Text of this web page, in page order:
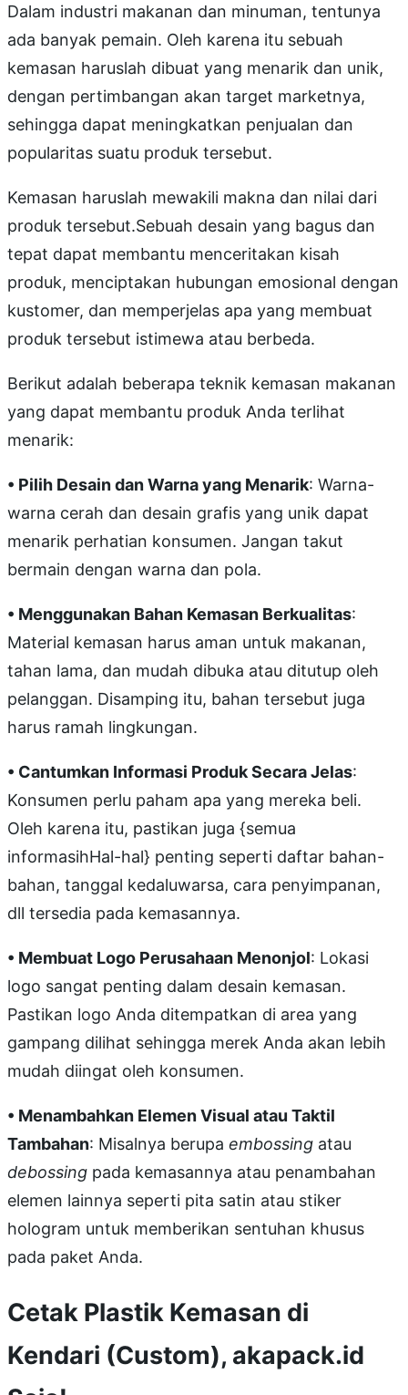
Dalam industri makanan dan minuman, tentunya
ada banyak pemain. Oleh karena itu sebuah
kemasan haruslah dibuat yang menarik dan unik,
dengan pertimbangan akan target marketnya,
sehingga dapat meningkatkan penjualan dan
popularitas suatu produk tersebut.
Kemasan haruslah mewakili makna dan nilai dari
produk tersebut.Sebuah desain yang bagus dan
tepat dapat membantu menceritakan kisah
produk, menciptakan hubungan emosional dengan
kustomer, dan memperjelas apa yang membuat
produk tersebut istimewa atau berbeda.
Berikut adalah beberapa teknik kemasan makanan
yang dapat membantu produk Anda terlihat
menarik:
• Pilih Desain dan Warna yang Menarik: Warna-
warna cerah dan desain grafis yang unik dapat
menarik perhatian konsumen. Jangan takut
bermain dengan warna dan pola.
• Menggunakan Bahan Kemasan Berkualitas:
Material kemasan harus aman untuk makanan,
tahan lama, dan mudah dibuka atau ditutup oleh
pelanggan. Disamping itu, bahan tersebut juga
harus ramah lingkungan.
• Cantumkan Informasi Produk Secara Jelas:
Konsumen perlu paham apa yang mereka beli.
Oleh karena itu, pastikan juga {semua
informasihHal-hal} penting seperti daftar bahan-
bahan, tanggal kedaluwarsa, cara penyimpanan,
dll tersedia pada kemasannya.
• Membuat Logo Perusahaan Menonjol: Lokasi
logo sangat penting dalam desain kemasan.
Pastikan logo Anda ditempatkan di area yang
gampang dilihat sehingga merek Anda akan lebih
mudah diingat oleh konsumen.
• Menambahkan Elemen Visual atau Taktil
Tambahan: Misalnya berupa embossing atau
debossing pada kemasannya atau penambahan
elemen lainnya seperti pita satin atau stiker
hologram untuk memberikan sentuhan khusus
pada paket Anda.
Cetak Plastik Kemasan di
Kendari (Custom), akapack.id